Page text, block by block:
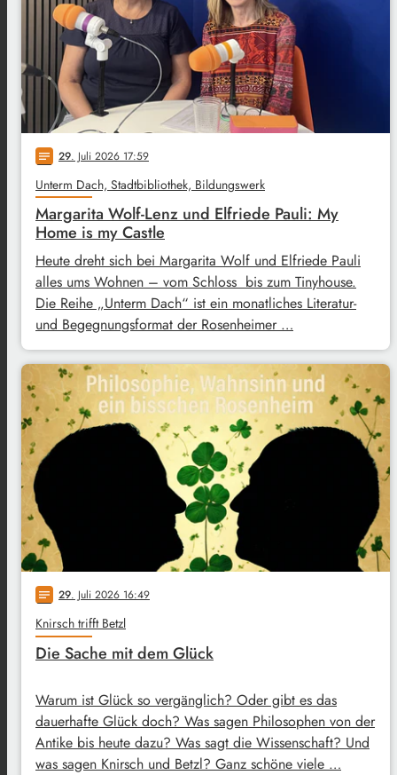
notes 29. Juli 2026 17:59
Unterm Dach, Stadtbibliothek, Bildungswerk
Margarita Wolf-Lenz und Elfriede Pauli: My
Home is my Castle
Heute dreht sich bei Margarita Wolf und Elfriede Pauli
alles ums Wohnen – vom Schloss bis zum Tinyhouse.
Die Reihe „Unterm Dach“ ist ein monatliches Literatur-
und Begegnungsformat der Rosenheimer …
notes 29. Juli 2026 16:49
Knirsch trifft Betzl
Die Sache mit dem Glück
Warum ist Glück so vergänglich? Oder gibt es das
dauerhafte Glück doch? Was sagen Philosophen von der
Antike bis heute dazu? Was sagt die Wissenschaft? Und
was sagen Knirsch und Betzl? Ganz schöne viele …